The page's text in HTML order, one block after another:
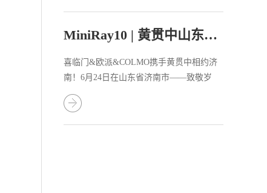
MiniRay10 | 黄贯中山东梦想音乐节致敬BEYOND
喜临门&欧派&COLMO携手黄贯中相约济
南！6月24日在山东省济南市——致敬岁
月，梦想开唱“只要这个世界里面有你就有
我，也用行动证明过我不是空说，我会明
白你多于我自己 ”——《永远的兄弟》